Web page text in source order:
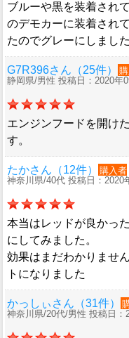
ブルーや黒を装着され
のデモカーに装着され
たのでグレーにしました
G7R396さん（25件）
静岡県/男性 投稿日：2020年
エンジンフードを開け
す。
たかさん（12件）
購入者
神奈川県/40代 投稿日：2020
本当はレッドが良かっ
にしてみました。
効果はまだわかりませ
トになりました
かっしぃさん（31件）
神奈川県/20代/男性 投稿日：